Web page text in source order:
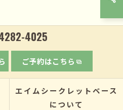
4025
ご予約はこちら
エイムシークレットベース
について